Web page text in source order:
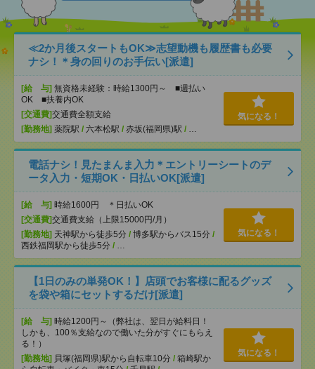
≪2か月後スタートもOK≫志望動機も履歴書も必要
ナシ！＊身の回りのお手伝い[派遣]
[給 与] 無資格未経験：時給1300円～ ■週払い
OK ■扶養内OK
[交通費]交通費全額支給
[勤務地] 薬院駅 / 六本松駅 / 赤坂(福岡県)駅 / …
気になる！
電話ナシ！見たまんま入力＊エントリーシートのデ
ータ入力・短期OK・日払いOK[派遣]
[給 与] 時給1600円 ＊日払いOK
[交通費]交通費支給（上限15000円/月）
[勤務地] 天神駅から徒歩5分 / 博多駅からバス15分 /
西鉄福岡駅から徒歩5分 / …
気になる！
【1日のみの単発OK！】店頭でお客様に配るグッズ
を袋や箱にセットするだけ[派遣]
[給 与] 時給1200円～（弊社は、翌日が給料日！
しかも、100％支給なので働いた分がすぐにもらえ
る！）
[勤務地] 貝塚(福岡県)駅から自転車10分 / 箱崎駅か
気になる！